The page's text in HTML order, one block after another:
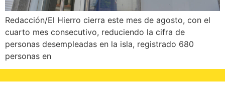
Redacción/El Hierro cierra este mes de agosto, con el
cuarto mes consecutivo, reduciendo la cifra de
personas desempleadas en la isla, registrado 680
personas en